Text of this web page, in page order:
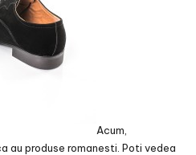
Acum,
au produse romanesti. Poti vedea